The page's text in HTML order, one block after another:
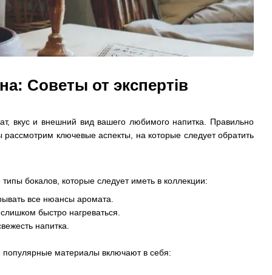
Советы от экспертів
вкус и внешний вид вашего любимого напитка. Правильно
ключевые аспекты, на которые следует обратить
бокалов, которые следует иметь в коллекции:
все нюансы аромата.
быстро нагреваться.
напитка.
популярные материалы включают в себя: